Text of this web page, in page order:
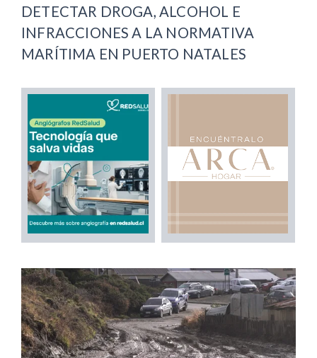
DETECTAR DROGA, ALCOHOL E
INFRACCIONES A LA NORMATIVA
MARÍTIMA EN PUERTO NATALES